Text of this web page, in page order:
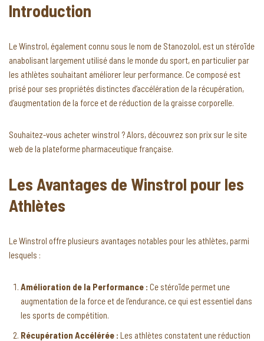
Introduction
Le Winstrol, également connu sous le nom de Stanozolol, est un stéroïde
anabolisant largement utilisé dans le monde du sport, en particulier par
les athlètes souhaitant améliorer leur performance. Ce composé est
prisé pour ses propriétés distinctes d’accélération de la récupération,
d’augmentation de la force et de réduction de la graisse corporelle.
Souhaitez-vous acheter winstrol ? Alors, découvrez son prix sur le site
web de la plateforme pharmaceutique française.
Les Avantages de Winstrol pour les
Athlètes
Le Winstrol offre plusieurs avantages notables pour les athlètes, parmi
lesquels :
Amélioration de la Performance : Ce stéroïde permet une
augmentation de la force et de l’endurance, ce qui est essentiel dans
les sports de compétition.
Récupération Accélérée : Les athlètes constatent une réduction